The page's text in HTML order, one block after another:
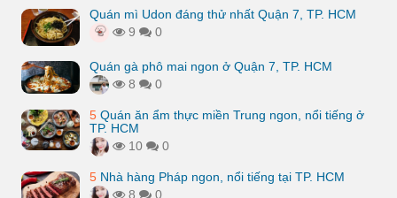
Quán mì Udon đáng thử nhất Quận 7, TP. HCM
9
0
Quán gà phô mai ngon ở Quận 7, TP. HCM
8
0
5 Quán ăn ẩm thực miền Trung ngon, nổi tiếng ở
TP. HCM
10
0
5 Nhà hàng Pháp ngon, nổi tiếng tại TP. HCM
8
0